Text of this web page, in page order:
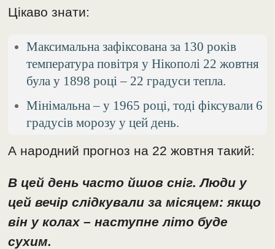
Цікаво знати:
Максимальна зафіксована за 130 років
температура повітря у Нікополі 22 жовтня
була у 1898 році – 22 градуси тепла.
Мінімальна – у 1965 році, тоді фіксували 6
градусів морозу у цей день.
А народний прогноз на 22 жовтня такий:
В цей день часто йшов сніг. Люди у
цей вечір слідкували за місяцем: якщо
він у колах – наступне літо буде
сухим.